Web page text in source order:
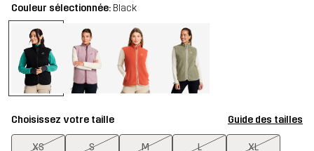
Couleur sélectionnée: Black
Choisissez votre taille Guide des tailles
XS S M L XL